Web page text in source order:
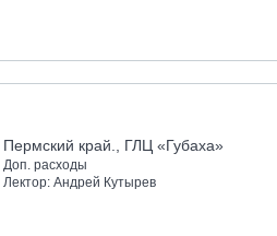
Пермский край., ГЛЦ «Губаха»
Доп. расходы
Лектор: Андрей Кутырев